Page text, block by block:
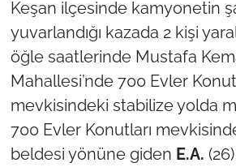
Keşan ilçesinde kamyonetin
yuvarlandığı kazada 2 kişi
öğle saatlerinde Mustafa
Mahallesi’nde 700 Evler
mevkisindeki stabilize yolda
700 Evler Konutları
beldesi yönüne giden E.A.
ÇANAKKALE
TÜRKİYE
Bölge
Güvenlik